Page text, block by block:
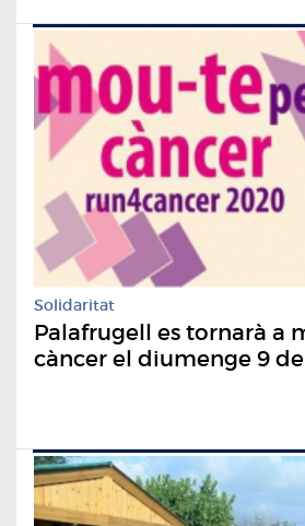
Solidaritat
Palafrugell es tornarà a
càncer el diumenge 9